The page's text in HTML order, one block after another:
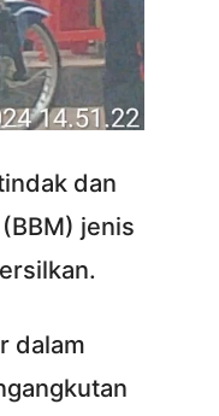
dan
jenis
dalam